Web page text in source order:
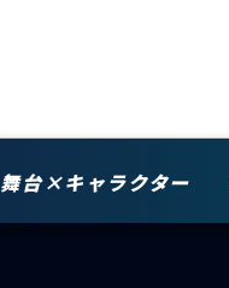
舞台×キャラクター